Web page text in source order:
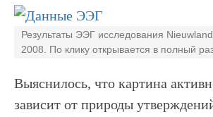
Результаты ЭЭГ исследования
2008. По клику открывается в полный
Выяснилось, что картина
зависит от природы